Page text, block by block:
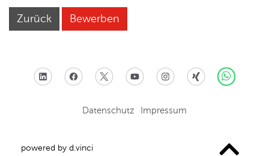
Zurück Bewerben
Datenschutz Impressum
powered byd.vinci